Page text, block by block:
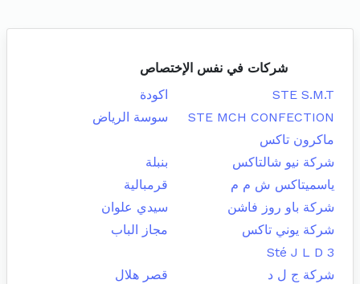
شركات في نفس الإختصاص
STE S.M.T
اكودة
STE MCH CONFECTION
سوسة الرياض
ماكرون تاكس
شركة نيو شالتاكس
بنبلة
ياسميتاكس ش م م
قرمبالية
شركة باو روز فاشن
سيدي علوان
شركة يوني تاكس
مجاز الباب
Sté J L D 3
شركة ج ل د
قصر هلال